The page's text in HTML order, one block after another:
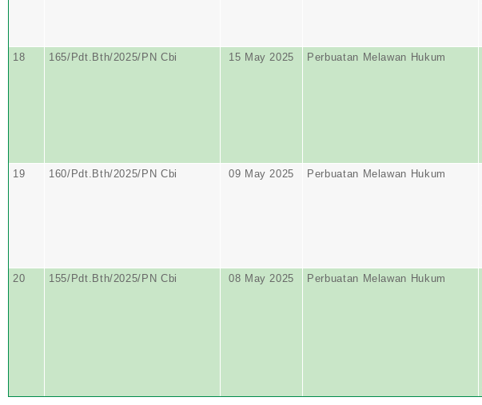
18 165/Pdt.Bth/2025/PN Cbi 15 May 2025 Perbuatan Melawan Hukum
19 160/Pdt.Bth/2025/PN Cbi 09 May 2025 Perbuatan Melawan Hukum
20 155/Pdt.Bth/2025/PN Cbi 08 May 2025 Perbuatan Melawan Hukum